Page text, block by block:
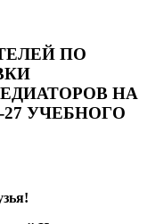
ПО
НА
УЧЕБНОГО